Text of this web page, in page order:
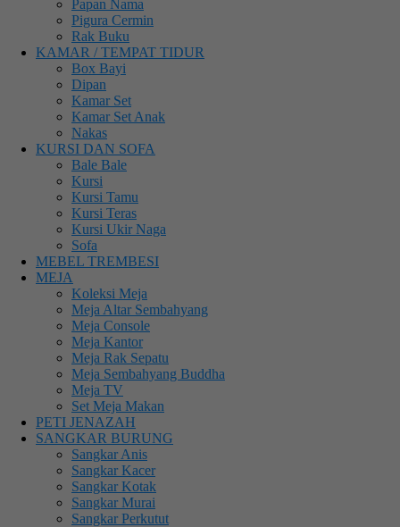
Papan Nama
Pigura Cermin
Rak Buku
KAMAR / TEMPAT TIDUR
Box Bayi
Dipan
Kamar Set
Kamar Set Anak
Nakas
KURSI DAN SOFA
Bale Bale
Kursi
Kursi Tamu
Kursi Teras
Kursi Ukir Naga
Sofa
MEBEL TREMBESI
MEJA
Koleksi Meja
Meja Altar Sembahyang
Meja Console
Meja Kantor
Meja Rak Sepatu
Meja Sembahyang Buddha
Meja TV
Set Meja Makan
PETI JENAZAH
SANGKAR BURUNG
Sangkar Anis
Sangkar Kacer
Sangkar Kotak
Sangkar Murai
Sangkar Perkutut